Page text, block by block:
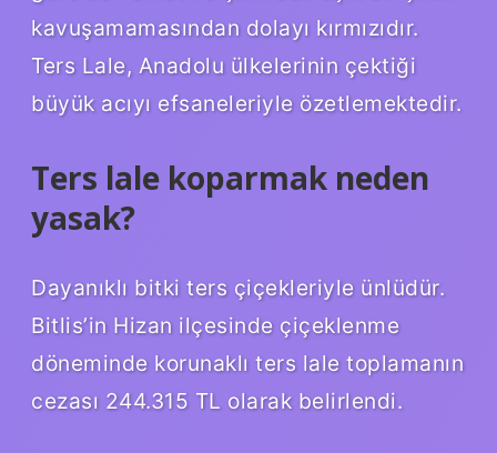
kavuşamamasından dolayı kırmızıdır.
Ters Lale, Anadolu ülkelerinin çektiği
büyük acıyı efsaneleriyle özetlemektedir.
Ters lale koparmak neden
yasak?
Dayanıklı bitki ters çiçekleriyle ünlüdür.
Bitlis’in Hizan ilçesinde çiçeklenme
döneminde korunaklı ters lale toplamanın
cezası 244.315 TL olarak belirlendi.